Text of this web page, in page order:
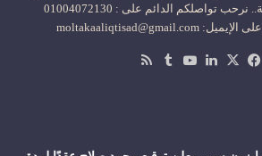
المصداقية والشفافية.. نرحب تواصلكم الدائم على : 01004072130
فيسبوك
‫X لينكدإن‫YouTube